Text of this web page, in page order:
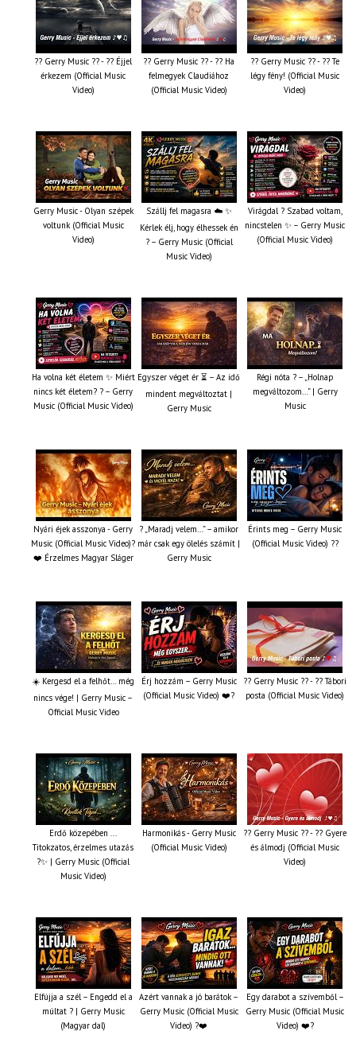
?? Gerry Music ?? - ?? Éjjel
érkezem (Official Music
Video)
?? Gerry Music ?? - ?? Ha
felmegyek Claudiához
(Official Music Video)
?? Gerry Music ?? - ?? Te
légy fény! (Official Music
Video)
Gerry Music - Olyan szépek
voltunk (Official Music
Video)
Szállj fel magasra ☁️ ✨
Kérlek élj, hogy élhessek én
? – Gerry Music (Official
Music Video)
Virágdal ? Szabad voltam,
nincstelen ✨ – Gerry Music
(Official Music Video)
Ha volna két életem ✨ Miért
nincs két életem? ? – Gerry
Music (Official Music Video)
Egyszer véget ér ⏳ – Az idő
mindent megváltoztat |
Gerry Music
Régi nóta ? – „Holnap
megváltozom…” | Gerry
Music
Nyári éjek asszonya - Gerry
Music (Official Music Video)?
❤️ Érzelmes Magyar Sláger
? „Maradj velem…” – amikor
már csak egy ölelés számít |
Gerry Music
Érints meg – Gerry Music
(Official Music Video) ??
☀️ Kergesd el a felhőt… még
nincs vége! | Gerry Music –
Official Music Video
Érj hozzám – Gerry Music
(Official Music Video) ❤️?
?? Gerry Music ?? - ?? Tábori
posta (Official Music Video)
Erdő közepében ...
Titokzatos, érzelmes utazás
?✨ | Gerry Music (Official
Music Video)
Harmonikás - Gerry Music
(Official Music Video)
?? Gerry Music ?? - ?? Gyere
és álmodj (Official Music
Video)
Elfújja a szél – Engedd el a
múltat ? | Gerry Music
(Magyar dal)
Azért vannak a jó barátok –
Gerry Music (Official Music
Video) ?❤️
Egy darabot a szívemből –
Gerry Music (Official Music
Video) ❤️?